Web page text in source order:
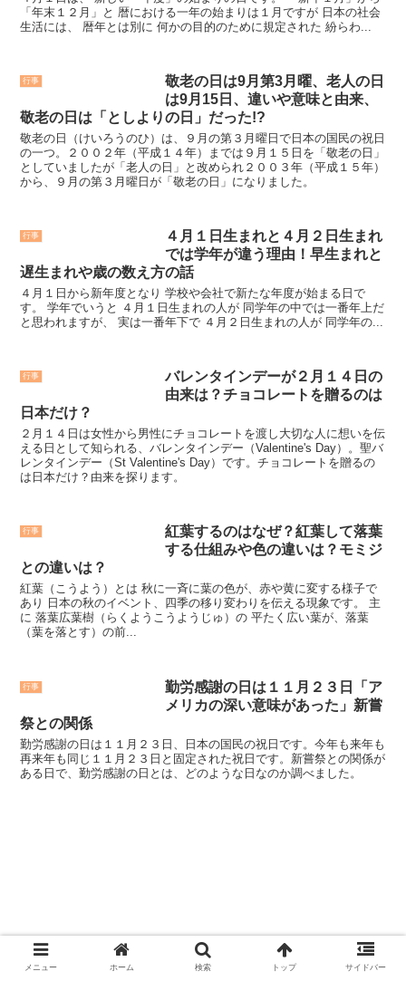
「年末１２月」と 暦における一年の始まりは１月ですが 日本の社会
生活には、 暦年とは別に 何かの目的のために規定された 紛らわ...
行事
敬老の日は9月第3月曜、老人の日
は9月15日、違いや意味と由来、
敬老の日は「としよりの日」だった!?
敬老の日（けいろうのひ）は、９月の第３月曜日で日本の国民の祝日
の一つ。２００２年（平成１４年）までは９月１５日を「敬老の日」
としていましたが「老人の日」と改められ２００３年（平成１５年）
から、９月の第３月曜日が「敬老の日」になりました。
行事
４月１日生まれと４月２日生まれ
では学年が違う理由！早生まれと
遅生まれや歳の数え方の話
４月１日から新年度となり 学校や会社で新たな年度が始まる日で
す。 学年でいうと ４月１日生まれの人が 同学年の中では一番年上だ
と思われますが、 実は一番年下で ４月２日生まれの人が 同学年の...
行事
バレンタインデーが２月１４日の
由来は？チョコレートを贈るのは
日本だけ？
２月１４日は女性から男性にチョコレートを渡し大切な人に想いを伝
える日として知られる、バレンタインデー（Valentine's Day）。聖バ
レンタインデー（St Valentine's Day）です。チョコレートを贈るの
は日本だけ？由来を探ります。
行事
紅葉するのはなぜ？紅葉して落葉
する仕組みや色の違いは？モミジ
との違いは？
紅葉（こうよう）とは 秋に一斉に葉の色が、赤や黄に変する様子で
あり 日本の秋のイベント、四季の移り変わりを伝える現象です。 主
に 落葉広葉樹（らくようこうようじゅ）の 平たく広い葉が、落葉
（葉を落とす）の前...
行事
勤労感謝の日は１１月２３日「ア
メリカの深い意味があった」新嘗
祭との関係
勤労感謝の日は１１月２３日、日本の国民の祝日です。今年も来年も
再来年も同じ１１月２３日と固定された祝日です。新嘗祭との関係が
ある日で、勤労感謝の日とは、どのような日なのか調べました。
メニュー ホーム 検索 トップ サイドバー